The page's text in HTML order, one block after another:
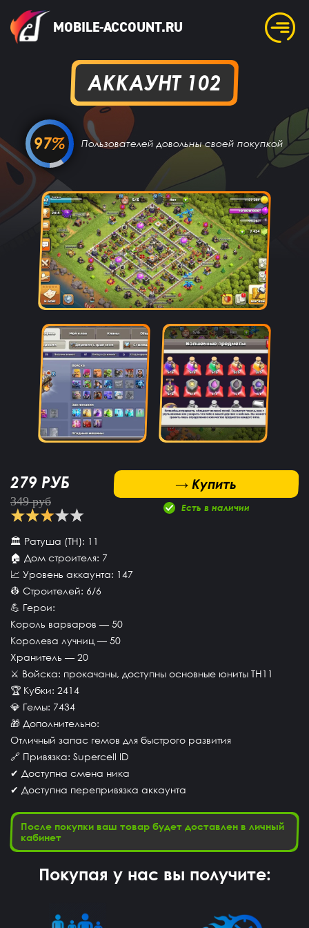
MOBILE-ACCOUNT.RU
АККАУНТ 102
97% Пользователей довольны своей покупкой
279 РУБ
349 руб
→ Купить
Купить
Есть в наличии
🏛 Ратуша (TH): 11
🏠 Дом строителя: 7
📈 Уровень аккаунта: 147
👷 Строителей: 6/6
💪 Герои:
Король варваров — 50
Королева лучниц — 50
Хранитель — 20
⚔ Войска: прокачаны, доступны основные юниты TH11
🏆 Кубки: 2414
💎 Гемы: 7434
🎁 Дополнительно:
Отличный запас гемов для быстрого развития
🔗 Привязка: Supercell ID
✔ Доступна смена ника
✔ Доступна перепривязка аккаунта
После покупки ваш товар будет доставлен в личный
кабинет
Покупая у нас вы получите: